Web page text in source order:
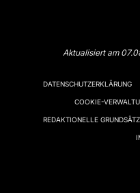
Aktualisiert am
DATENSCHUTZERKLÄRUNG
COOKIE-
REDAKTIONELLE